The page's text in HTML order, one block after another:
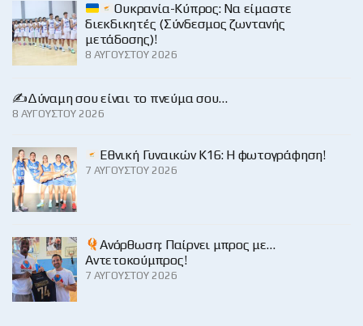
Ουκρανία-Κύπρος: Να είμαστε
διεκδικητές (Σύνδεσμος ζωντανής
μετάδοσης)!
8 ΑΥΓΟΎΣΤΟΥ 2026
✍️Δύναμη σου είναι το πνεύμα σου…
8 ΑΥΓΟΎΣΤΟΥ 2026
Εθνική Γυναικών Κ16: Η φωτογράφηση!
7 ΑΥΓΟΎΣΤΟΥ 2026
Ανόρθωση: Παίρνει μπρος με…
Αντετοκούμπρος!
7 ΑΥΓΟΎΣΤΟΥ 2026